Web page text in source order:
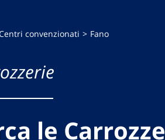
convenzionati Fano
le